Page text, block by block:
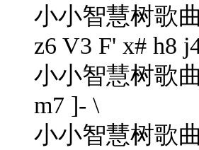
小小智慧树歌
z6 V3 F' x# h8
小小智慧树歌
m7 ]- \
小小智慧树歌